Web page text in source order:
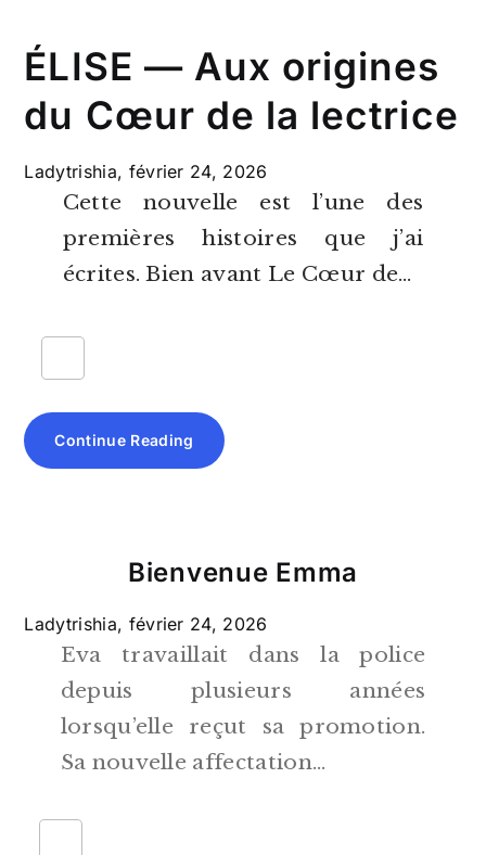
ÉLISE — Aux origines
du Cœur de la lectrice
Ladytrishia, février 24, 2026
Cette nouvelle est l’une des
premières histoires que j’ai
écrites. Bien avant Le Cœur de…
Continue Reading
Bienvenue Emma
Ladytrishia, février 24, 2026
Eva travaillait dans la police
depuis plusieurs années
lorsqu’elle reçut sa promotion.
Sa nouvelle affectation…